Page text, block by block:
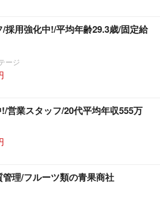
採用強化中!/平均年齢29.3歳/固定給
ージ
営業スタッフ/20代平均年収555万
理/フルーツ類の青果商社